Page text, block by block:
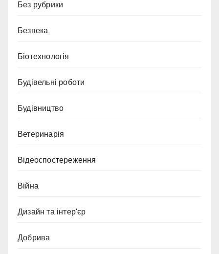
Без рубрики
Безпека
Біотехнологія
Будівельні роботи
Будівництво
Ветеринарія
Відеоспостереження
Війна
Дизайн та інтер'єр
Добрива